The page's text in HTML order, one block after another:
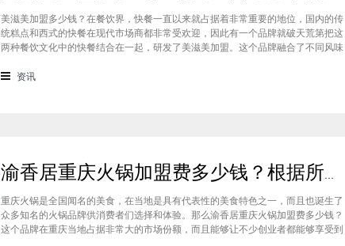
美滋美加盟多少钱？在餐饮界，快餐一直以来就占据着非常重要的地位，国内的传
统糕点和西式的快餐在现代市场商都非常受欢迎，因此有一个品牌就破天荒第把这
两种餐饮文化中的快餐结合在一起，研发了美滋美加盟。这个品牌融合了不同风味
盟多少钱？这个品牌是进来十分火爆的一个餐饮品牌，它诞生于仟吉快餐加盟管理
资讯
渝香居重庆火锅加盟费多少钱？根据所在城市进行规划非常合适创业
重庆火锅是全国闻名的美食，在当地是具有代表性的美食特色之一，而且也诞生了
众多知名的火锅品牌供消费者们选择和体验。那么渝香居重庆火锅加盟费多少钱？
这个品牌在重庆当地占据非常大的市场份额，而且能够让不少创业者都能够享受到